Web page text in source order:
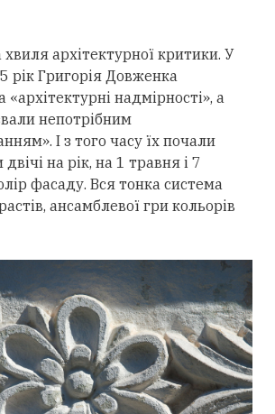
архітектурної критики. У
рік Григорія Довженка
надмірності», а
непотрібним
І з того часу їх почали
на рік, на 1 травня і 7
фасаду. Вся тонка система
ансамблевої гри кольорів